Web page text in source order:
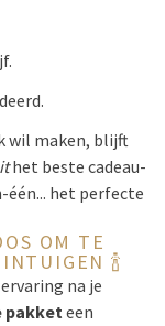
wil maken, blijft
het beste cadeau-
één... het perfecte
OM TE
🍾
na je
pakketeen